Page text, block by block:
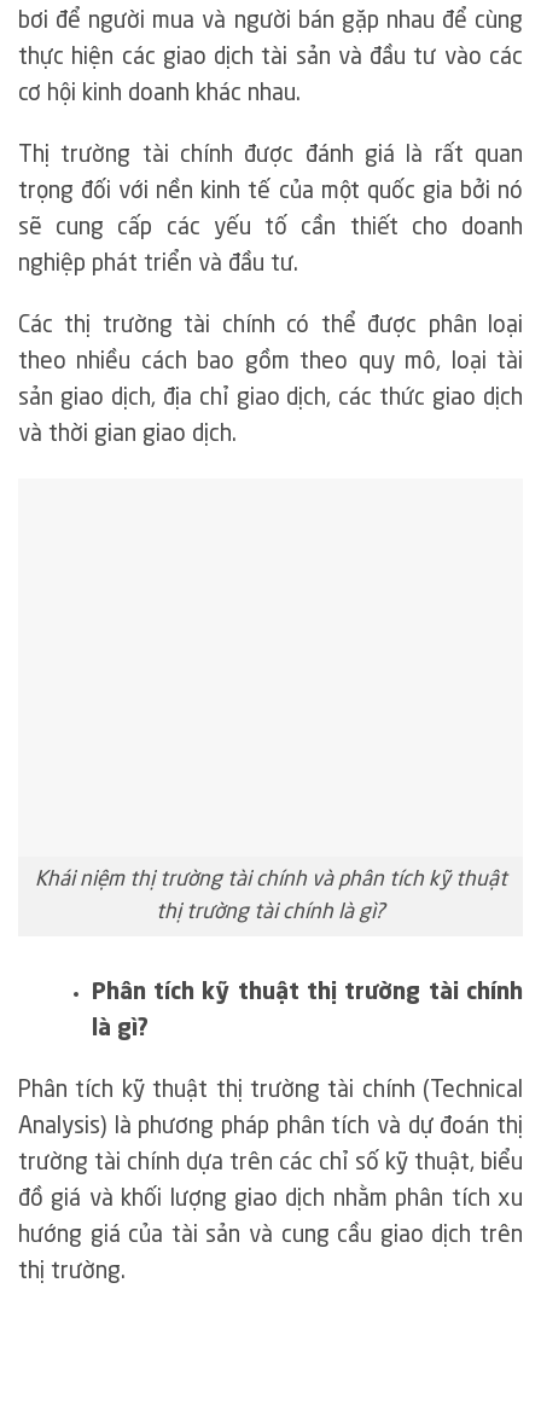
bơi để người mua và người bán gặp nhau để cùng
thực hiện các giao dịch tài sản và đầu tư vào các
cơ hội kinh doanh khác nhau.
Thị trường tài chính được đánh giá là rất quan
trọng đối với nền kinh tế của một quốc gia bởi nó
sẽ cung cấp các yếu tố cần thiết cho doanh
nghiệp phát triển và đầu tư.
Các thị trường tài chính có thể được phân loại
theo nhiều cách bao gồm theo quy mô, loại tài
sản giao dịch, địa chỉ giao dịch, các thức giao dịch
và thời gian giao dịch.
Khái niệm thị trường tài chính và phân tích kỹ thuật
thị trường tài chính là gì?
Phân tích kỹ thuật thị trường tài chính
là gì?
Phân tích kỹ thuật thị trường tài chính (Technical
Analysis) là phương pháp phân tích và dự đoán thị
trường tài chính dựa trên các chỉ số kỹ thuật, biểu
đồ giá và khối lượng giao dịch nhằm phân tích xu
hướng giá của tài sản và cung cầu giao dịch trên
thị trường.